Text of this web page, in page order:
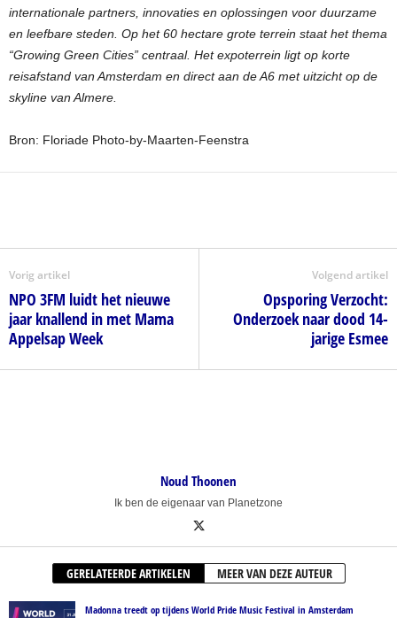
internationale partners, innovaties en oplossingen voor duurzame
en leefbare steden. Op het 60 hectare grote terrein staat het thema
“Growing Green Cities” centraal. Het expoterrein ligt op korte
reisafstand van Amsterdam en direct aan de A6 met uitzicht op de
skyline van Almere.
Bron: Floriade Photo-by-Maarten-Feenstra
Vorig artikel
NPO 3FM luidt het nieuwe
jaar knallend in met Mama
Appelsap Week
Volgend artikel
Opsporing Verzocht:
Onderzoek naar dood 14-
jarige Esmee
Noud Thoonen
Ik ben de eigenaar van Planetzone
GERELATEERDE ARTIKELEN MEER VAN DEZE AUTEUR
Madonna treedt op tijdens World Pride Music Festival in Amsterdam